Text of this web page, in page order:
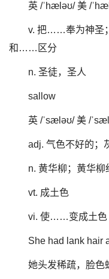
英 /ˈhæləʊ/ 美 /
v. 把……奉为神圣
和……区分
n. 圣徒，圣人
sallow
英 /ˈsæləʊ/ 美 /
adj. 气色不好的；
n. 黄华柳；黄华柳
vt. 成土色
vi. 使……变成土色
She had lank hair
她头发稀疏，脸色